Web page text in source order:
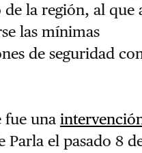
la región, al que
las mínimas
de seguridad
fue una
el pasado 8